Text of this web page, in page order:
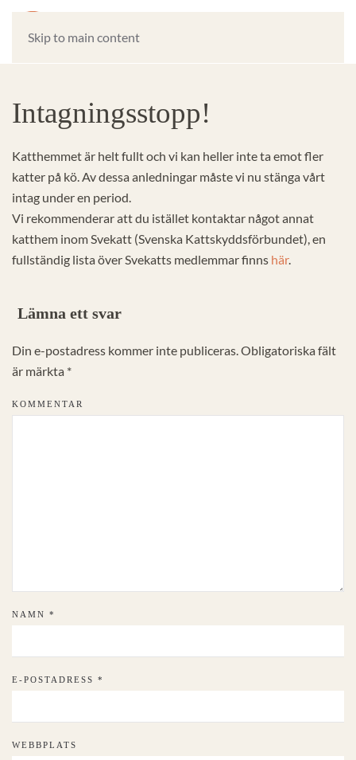
Skip to main content
Intagningsstopp!
Katthemmet är helt fullt och vi kan heller inte ta emot fler
katter på kö. Av dessa anledningar måste vi nu stänga vårt
intag under en period.
Vi rekommenderar att du istället kontaktar något annat
katthem inom Svekatt (Svenska Kattskyddsförbundet), en
fullständig lista över Svekatts medlemmar finns här.
Lämna ett svar
Din e-postadress kommer inte publiceras. Obligatoriska fält
är märkta *
KOMMENTAR
NAMN *
E-POSTADRESS *
WEBBPLATS